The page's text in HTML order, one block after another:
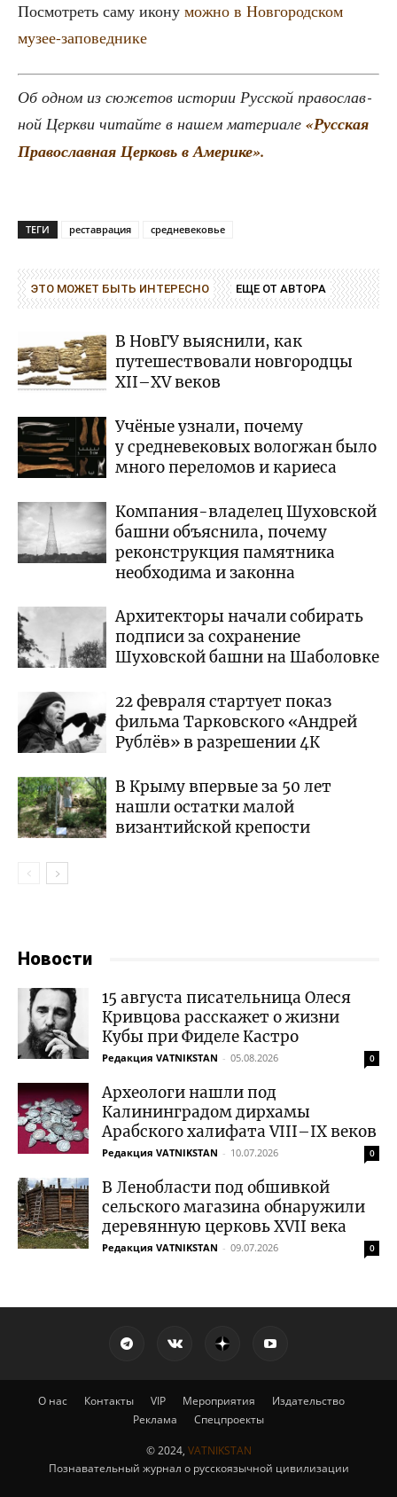
Посмот­реть саму ико­ну мож­но в Нов­го­род­ском
музее-заповеднике
Об одном из сюже­тов исто­рии Рус­ской пра­во­слав­
ной Церк­ви читай­те в нашем мате­ри­а­ле «Рус­ская
Пра­во­слав­ная Цер­ковь в Америке».
ТЕГИ реставрация средневековье
ЭТО МОЖЕТ БЫТЬ ИНТЕРЕСНО ЕЩЕ ОТ АВТОРА
В НовГУ выяснили, как
путешествовали новгородцы
XII–XV веков
Учёные узнали, почему
у средневековых вологжан было
много переломов и кариеса
Компания-владелец Шуховской
башни объяснила, почему
реконструкция памятника
необходима и законна
Архитекторы начали собирать
подписи за сохранение
Шуховской башни на Шаболовке
22 февраля стартует показ
фильма Тарковского «Андрей
Рублёв» в разрешении 4К
В Крыму впервые за 50 лет
нашли остатки малой
византийской крепости
Новости
15 августа писательница Олеся
Кривцова расскажет о жизни
Кубы при Фиделе Кастро
Редакция VATNIKSTAN - 05.08.2026 0
Археологи нашли под
Калининградом дирхамы
Арабского халифата VIII–IX веков
Редакция VATNIKSTAN - 10.07.2026 0
В Ленобласти под обшивкой
сельского магазина обнаружили
деревянную церковь XVII века
Редакция VATNIKSTAN - 09.07.2026 0
О нас Контакты VIP Мероприятия
Издательство
Реклама
Спецпроекты
© 2024, VATNIKSTAN
Познавательный журнал о русскоязычной цивилизации